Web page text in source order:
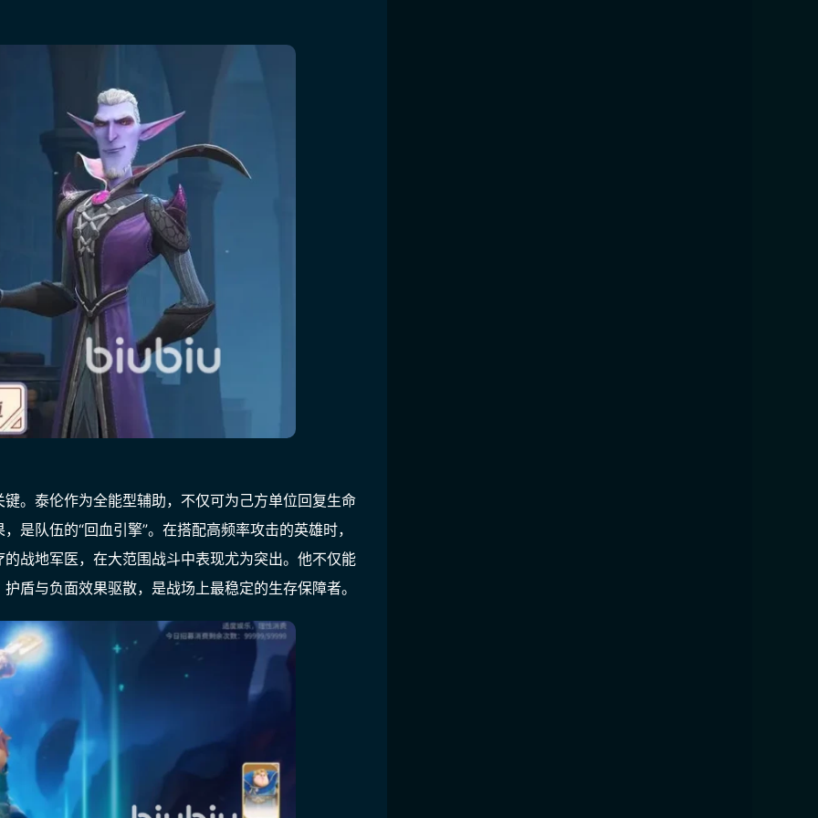
。泰伦作为全能型辅助，不仅可为己方单位回复生命
是队伍的“回血引擎”。在搭配高频率攻击的英雄时，
战地军医，在大范围战斗中表现尤为突出。他不仅能
盾与负面效果驱散，是战场上最稳定的生存保障者。